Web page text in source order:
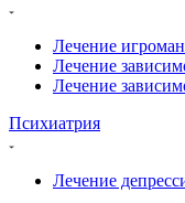
Лечение
Лечение
Лечение
Психиатрия
Лечение